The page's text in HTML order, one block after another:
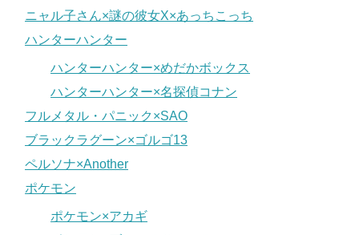
ニャル子さん×謎の彼女X×あっちこっち
ハンターハンター
ハンターハンター×めだかボックス
ハンターハンター×名探偵コナン
フルメタル・パニック×SAO
ブラックラグーン×ゴルゴ13
ペルソナ×Another
ポケモン
ポケモン×アカギ